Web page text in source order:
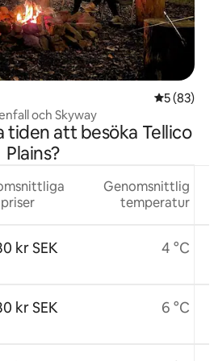
5 av 5 i
5 (83)
och Skyway
tiden att besöka Tellico
Plains?
priser
kr SEK
kr SEK
Genomsnittlig
temperatur
4 °C
6 °C